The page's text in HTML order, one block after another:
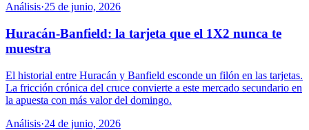
Análisis·25 de junio, 2026
Huracán-Banfield: la tarjeta que el 1X2 nunca te
muestra
El historial entre Huracán y Banfield esconde un filón en las tarjetas.
La fricción crónica del cruce convierte a este mercado secundario en
la apuesta con más valor del domingo.
Análisis·24 de junio, 2026